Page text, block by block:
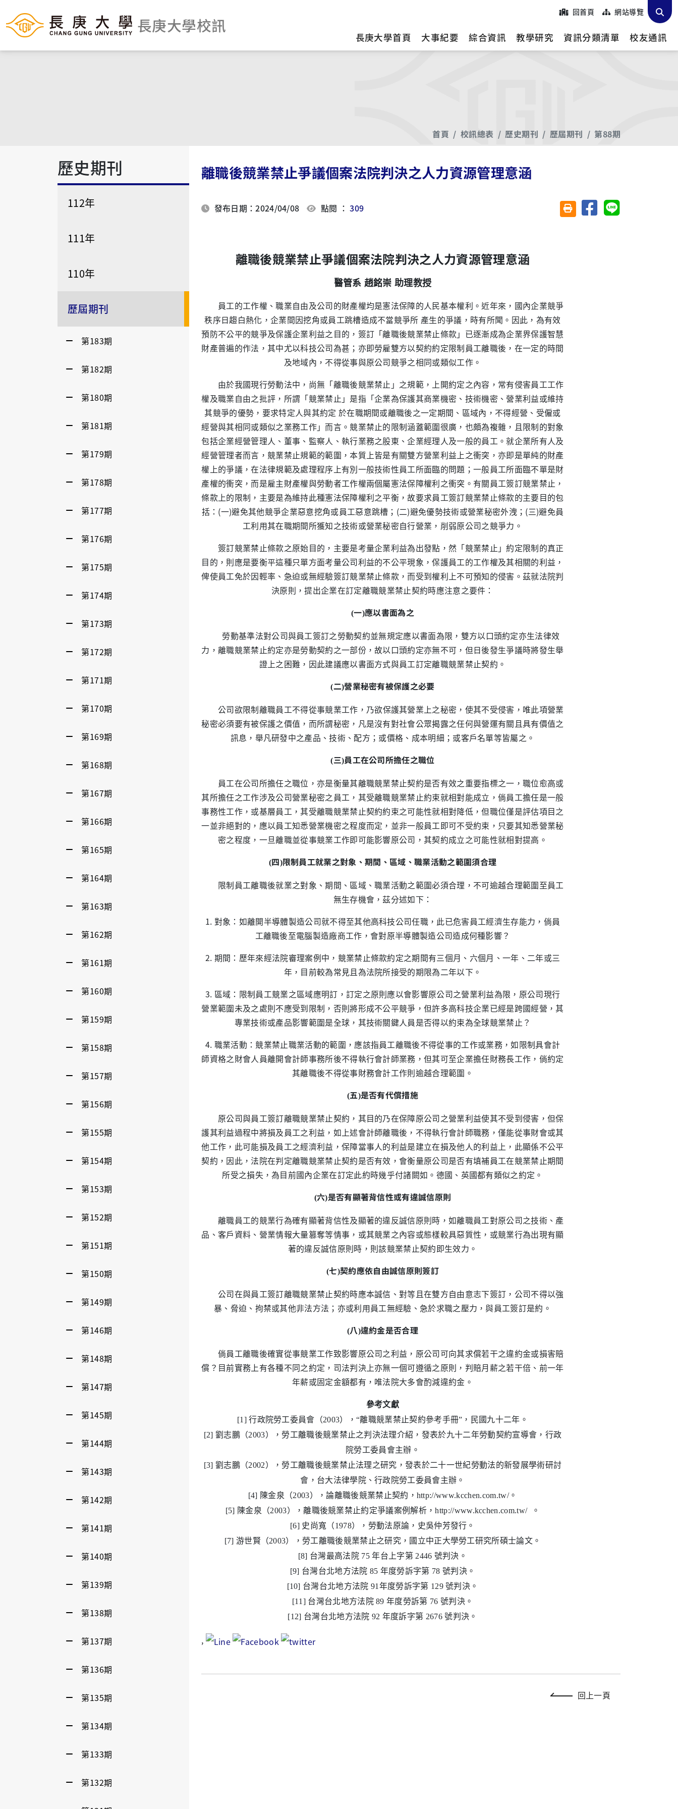
長庚大學校訊
回首頁 網站導覽
長庚大學首頁 大事紀要 綜合資訊 教學研究 資訊分類清單 校友通訊
首頁 校訊總表 歷史期刊 歷屆期刊 第88期
歷史期刊
112年
111年
110年
歷屆期刊
第183期
第182期
第180期
第181期
第179期
第178期
第177期
第176期
第175期
第174期
第173期
第172期
第171期
第170期
第169期
第168期
第167期
第166期
第165期
第164期
第163期
第162期
第161期
第160期
第159期
第158期
第157期
第156期
第155期
第154期
第153期
第152期
第151期
第150期
第149期
第146期
第148期
第147期
第145期
第144期
第143期
第142期
第141期
第140期
第139期
第138期
第137期
第136期
第135期
第134期
第133期
第132期
離職後競業禁止爭議個案法院判決之人力資源管理意涵
發布日期：2024/04/08 點閱 ：309 友善列印(另開視窗)
分享至臉書分享至 Line
離職後競業禁止爭議個案法院判決之人力資源管理意涵
醫管系 趙銘崇 助理教授
員工的工作權、職業自由及公司的財產權均是憲法保障的人民基本權利。近年來，國內企業競爭
秩序日趨白熱化，企業間因挖角或員工跳槽造成不當競爭所 產生的爭議，時有所聞。因此，為有效
預防不公平的競爭及保護企業利益之目的，簽訂「離職後競業禁止條款」已逐漸成為企業界保護智慧
財產普遍的作法，其中尤以科技公司為甚；亦即勞雇雙方以契約約定限制員工離職後，在一定的時間
及地域內，不得從事與原公司競爭之相同或類似工作。
由於我國現行勞動法中，尚無「離職後競業禁止」之規範，上開約定之內容，常有侵害員工工作
權及職業自由之批評，所謂「競業禁止」是指「企業為保護其商業機密、技術機密、營業利益或維持
其競爭的優勢，要求特定人與其約定 於在職期間或離職後之一定期間、區域內，不得經營、受僱或
經營與其相同或類似之業務工作」而言。競業禁止的限制涵蓋範圍很廣，也頗為複雜，且限制的對象
包括企業經營管理人、董事、監察人、執行業務之股東、企業經理人及一般的員工。就企業所有人及
經營管理者而言，競業禁止規範的範圍，本質上皆是有關雙方營業利益上之衝突，亦即是單純的財產
權上的爭議，在法律規範及處理程序上有別一般技術性員工所面臨的問題；一般員工所面臨不單是財
產權的衝突，而是雇主財產權與勞動者工作權兩個屬憲法保障權利之衝突。有關員工簽訂競業禁止，
條款上的限制，主要是為維持此種憲法保障權利之平衡，故要求員工簽訂競業禁止條款的主要目的包
括：(一)避免其他競爭企業惡意挖角或員工惡意跳槽；(二)避免優勢技術或營業秘密外洩；(三)避免員
工利用其在職期間所獲知之技術或營業秘密自行營業，削弱原公司之競爭力。
簽訂競業禁止條款之原始目的，主要是考量企業利益為出發點，然「競業禁止」約定限制的真正
目的，則應是要衡平這種只單方面考量公司利益的不公平現象，保護員工的工作權及其相關的利益，
俾使員工免於因輕率、急迫或無經驗簽訂競業禁止條款，而受到權利上不可預知的侵害。茲就法院判
決原則，提出企業在訂定離職競業禁止契約時應注意之要件：
(一)應以書面為之
勞動基準法對公司與員工簽訂之勞動契約並無規定應以書面為限，雙方以口頭約定亦生法律效
力，離職競業禁止約定亦是勞動契約之一部份，故以口頭約定亦無不可，但日後發生爭議時將發生舉
證上之困難，因此建議應以書面方式與員工訂定離職競業禁止契約。
(二)營業秘密有被保護之必要
公司欲限制離職員工不得從事競業工作，乃欲保護其營業上之秘密，使其不受侵害，唯此項營業
秘密必須要有被保護之價值，而所謂秘密，凡是沒有對社會公眾揭露之任何與營運有關且具有價值之
訊息，舉凡研發中之產品、技術、配方；或價格、成本明細；或客戶名單等皆屬之。
(三)員工在公司所擔任之職位
員工在公司所擔任之職位，亦是衡量其離職競業禁止契約是否有效之重要指標之一，職位愈高或
其所擔任之工作涉及公司營業秘密之員工，其受離職競業禁止約束就相對能成立，倘員工擔任是一般
事務性工作，或基層員工，其受離職競業禁止契約約束之可能性就相對降低，但職位僅是評估項目之
一並非絕對的，應以員工知悉營業機密之程度而定，並非一般員工即可不受約束，只要其知悉營業秘
密之程度，一旦離職並從事競業工作即可能影響原公司，其契約成立之可能性就相對提高。
(四)限制員工就業之對象、期間、區域、職業活動之範圍須合理
限制員工離職後就業之對象、期間、區域、職業活動之範圍必須合理，不可逾越合理範圍至員工
無生存機會，茲分述如下：
1. 對象：如離開半導體製造公司就不得至其他高科技公司任職，此已危害員工經濟生存能力，倘員
工離職後至電腦製造廠商工作，會對原半導體製造公司造成何種影響？
2. 期間：歷年來經法院審理案例中，競業禁止條款約定之期間有三個月、六個月、一年、二年或三
年，目前較為常見且為法院所接受的期限為二年以下。
3. 區域：限制員工競業之區域應明訂，訂定之原則應以會影響原公司之營業利益為限，原公司現行
營業範圍未及之處則不應受到限制，否則將形成不公平競爭，但許多高科技企業已經是跨國經營，其
專業技術或產品影響範圍是全球，其技術關鍵人員是否得以約束為全球競業禁止？
4. 職業活動：競業禁止職業活動的範圍，應該指員工離職後不得從事的工作或業務，如限制具會計
師資格之財會人員離開會計師事務所後不得執行會計師業務，但其可至企業擔任財務長工作，倘約定
其離職後不得從事財務會計工作則逾越合理範圍。
(五)是否有代償措施
原公司與員工簽訂離職競業禁止契約，其目的乃在保障原公司之營業利益使其不受到侵害，但保
護其利益過程中將損及員工之利益，如上述會計師離職後，不得執行會計師職務，僅能從事財會或其
他工作，此可能損及員工之經濟利益，保障當事人的利益是建立在損及他人的利益上，此顯係不公平
契約，因此，法院在判定離職競業禁止契約是否有效，會衡量原公司是否有填補員工在競業禁止期間
所受之損失，為目前國內企業在訂定此約時幾乎付諸闕如。德國、英國都有類似之約定。
(六)是否有顯著背信性或有違誠信原則
離職員工的競業行為確有顯著背信性及顯著的違反誠信原則時，如離職員工對原公司之技術、產
品、客戶資料、營業情報大量篡奪等情事，或其競業之內容或態樣較具惡質性，或競業行為出現有顯
著的違反誠信原則時，則該競業禁止契約即生效力。
(七)契約應依自由誠信原則簽訂
公司在與員工簽訂離職競業禁止契約時應本誠信、對等且在雙方自由意志下簽訂，公司不得以強
暴、脅迫、拘禁或其他非法方法；亦或利用員工無經驗、急於求職之壓力，與員工簽訂是約。
(八)違約金是否合理
倘員工離職後確實從事競業工作致影響原公司之利益，原公司可向其求償若干之違約金或損害賠
償？目前實務上有各種不同之約定，司法判決上亦無一個可遵循之原則，判賠月薪之若干倍、前一年
年薪或固定金額都有，唯法院大多會酌減違約金。
參考文獻
[1] 行政院勞工委員會（2003），“離職競業禁止契約參考手冊”，民國九十二年。
[2] 劉志鵬（2003），勞工離職後競業禁止之判決法理介紹，發表於九十二年勞動契約宣導會，行政
院勞工委員會主辦。
[3] 劉志鵬（2002），勞工離職後競業禁止法理之研究，發表於二十一世紀勞動法的新發展學術研討
會，台大法律學院、行政院勞工委員會主辦。
[4] 陳金泉（2003），論離職後競業禁止契約，http://www.kcchen.com.tw/。
[5] 陳金泉（2003），離職後競業禁止約定爭議案例解析，http://www.kcchen.com.tw/ 。
[6] 史尚寬（1978），勞動法原論，史吳仲芳發行。
[7] 游世賢（2003），勞工離職後競業禁止之研究，國立中正大學勞工研究所碩士論文。
[8] 台灣最高法院 75 年台上字第 2446 號判決。
[9] 台灣台北地方法院 85 年度勞訴字第 78 號判決。
[10] 台灣台北地方法院 91年度勞訴字第 129 號判決。
[11] 台灣台北地方法院 89 年度勞訴第 76 號判決。
[12] 台灣台北地方法院 92 年度訴字第 2676 號判決。
,
回上一頁